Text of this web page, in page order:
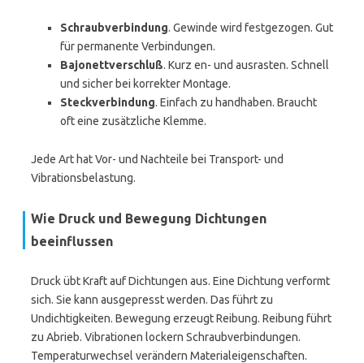
Schraubverbindung. Gewinde wird festgezogen. Gut
für permanente Verbindungen.
Bajonettverschluß. Kurz en- und ausrasten. Schnell
und sicher bei korrekter Montage.
Steckverbindung. Einfach zu handhaben. Braucht
oft eine zusätzliche Klemme.
Jede Art hat Vor- und Nachteile bei Transport- und
Vibrationsbelastung.
Wie Druck und Bewegung Dichtungen
beeinflussen
Druck übt Kraft auf Dichtungen aus. Eine Dichtung verformt
sich. Sie kann ausgepresst werden. Das führt zu
Undichtigkeiten. Bewegung erzeugt Reibung. Reibung führt
zu Abrieb. Vibrationen lockern Schraubverbindungen.
Temperaturwechsel verändern Materialeigenschaften.